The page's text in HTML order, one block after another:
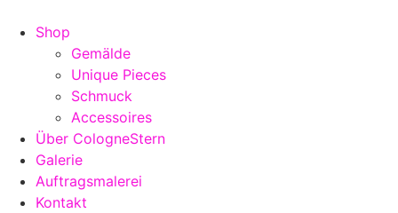
Shop
Gemälde
Unique Pieces
Schmuck
Accessoires
Über CologneStern
Galerie
Auftragsmalerei
Kontakt